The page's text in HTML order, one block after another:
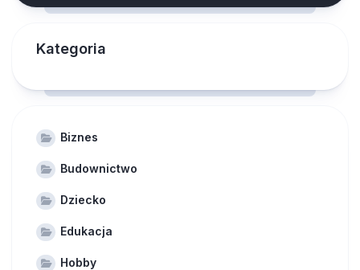
Kategoria
Biznes
Budownictwo
Dziecko
Edukacja
Hobby